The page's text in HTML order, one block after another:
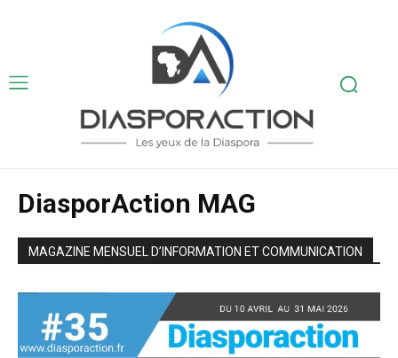
DiasporAction MAG
MAGAZINE MENSUEL D’INFORMATION ET COMMUNICATION